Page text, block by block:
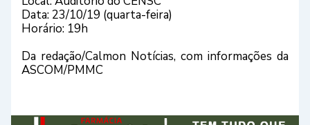
Data: 23/10/19 (quarta-feira)
Horário: 19h
Da redação/Calmon Notícias, com informações da
ASCOM/PMMC